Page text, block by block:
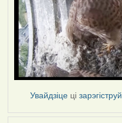
Увайдзіце ці